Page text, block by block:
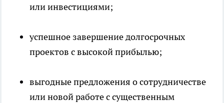
или инвестициями;
успешное завершение долгосрочных
проектов с высокой прибылью;
выгодные предложения о сотрудничестве
или новой работе с существенным